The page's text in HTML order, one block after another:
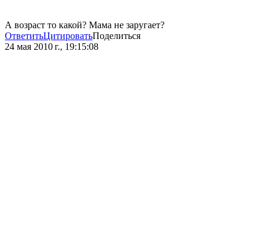
А возраст то какой? Мама не заругает?
ОтветитьЦитироватьПоделиться
24 мая 2010 г., 19:15:08